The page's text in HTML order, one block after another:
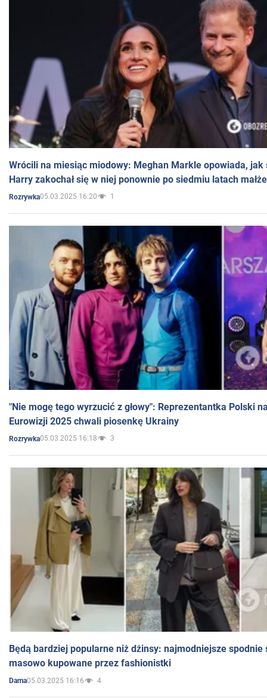
Wrócili na miesiąc miodowy: Meghan Markle opowiada, jak
Harry zakochał się w niej ponownie po siedmiu latach
Rozrywka05.03.2025 16:20 1
"Nie mogę tego wyrzucić z głowy": Reprezentantka Polski
Eurowizji 2025 chwali piosenkę Ukrainy
Rozrywka05.03.2025 16:18 3
Będą bardziej popularne niż dżinsy: najmodniejsze spodnie
masowo kupowane przez fashionistki
Dama05.03.2025 16:16 4